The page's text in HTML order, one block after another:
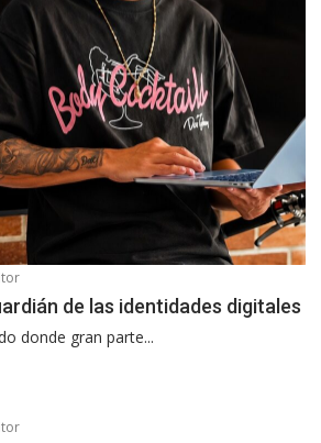
de las identidades digitales
donde gran parte...